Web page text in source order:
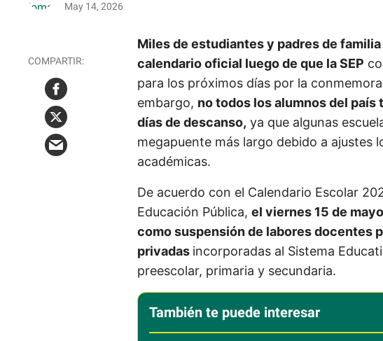
May 14, 2026
Miles de estudiantes y padres de
calendario oficial luego de que la SEP
para los próximos días por la
embargo, no todos los alumnos del país
días de descanso, ya que algunas
megapuente más largo debido a ajustes
académicas.
De acuerdo con el Calendario Escolar
Educación Pública, el viernes 15 de
como suspensión de labores docentes
privadas incorporadas al Sistema
preescolar, primaria y secundaria.
También te puede interesar